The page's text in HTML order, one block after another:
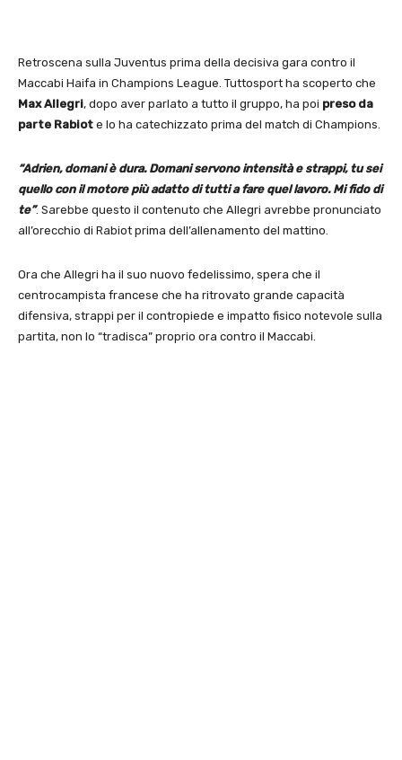
Retroscena sulla Juventus prima della decisiva gara contro il
Maccabi Haifa in Champions League. Tuttosport ha scoperto che
Max Allegri, dopo aver parlato a tutto il gruppo, ha poi preso da
parte Rabiot e lo ha catechizzato prima del match di Champions.
“Adrien, domani è dura. Domani servono intensità e strappi, tu sei
quello con il motore più adatto di tutti a fare quel lavoro. Mi fido di
te”. Sarebbe questo il contenuto che Allegri avrebbe pronunciato
all’orecchio di Rabiot prima dell’allenamento del mattino.
Ora che Allegri ha il suo nuovo fedelissimo, spera che il
centrocampista francese che ha ritrovato grande capacità
difensiva, strappi per il contropiede e impatto fisico notevole sulla
partita, non lo “tradisca” proprio ora contro il Maccabi.